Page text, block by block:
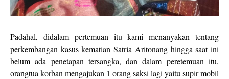
Padahal, didalam pertemuan itu kami menanyakan tentang
perkembangan kasus kematian Satria Aritonang hingga saat ini
belum ada penetapan tersangka, dan dalam peretemuan itu,
orangtua korban mengajukan 1 orang saksi lagi yaitu supir mobil